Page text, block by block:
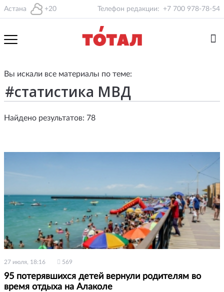
Астана +20 Телефон редакции: +7 700 978-78-54
Вы искали все материалы по теме:
Найдено результатов: 78
27 июля, 18:16 569
95 потерявшихся детей вернули родителям во
время отдыха на Алаколе